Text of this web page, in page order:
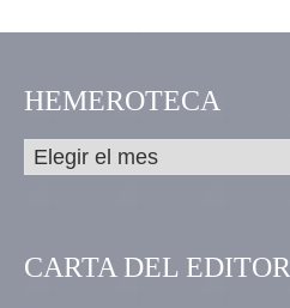
HEMEROTECA
CARTA DEL EDITOR